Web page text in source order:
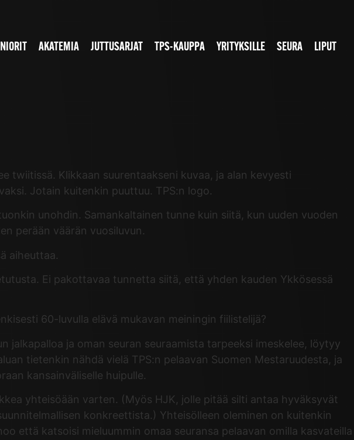
AKATEMIA JUTTUSARJAT TPS-KAUPPA YRITYKSILLE SEURA LIPUT
twiitissä. Klikkaan suurentaakseni kuvaa, ja alan kevyesti
Jotain kuitenkin puuttuu. TPS:n logo.
unohdin. Samankaltainen tunne kuin siitä, kun uuden vuoden
perään väärän vuosiluvun.
aiheuttaa.
Ei pakottavaa tunnetta siitä, että yhden kauden Ykkösessä
60-luvulla elävä mukavan meiningin fiilistelijä?
ja oman seuran seuraamista tarpeeksi imeskelee, löytyy
tietenkin nähdä vielä TPS:n pelaavan Suomen Mestaruudesta, ja
kansainväliselle huipulle.
yhteisöään varten. (Myös HJK, jolle pitää silti antaa hyväksyvät
konkreettista.) Yhteisölleen oleminen on kuitenkin
että katsoisi mieluummin omaa seuransa pelaavan omilla kasvateilla